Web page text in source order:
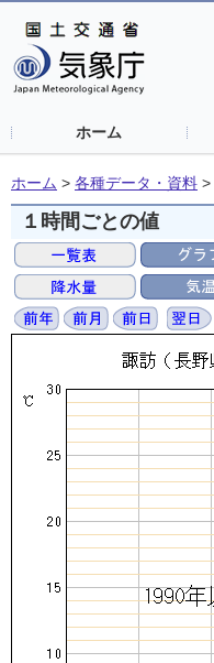
ホーム
ホーム > 各種データ・資料 >
１時間ごとの値